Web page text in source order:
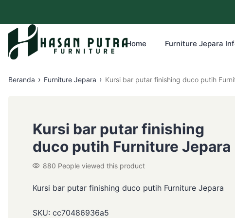
Home Furniture Jepara
Beranda › Furniture Jepara › Kursi bar putar finishing duco putih
Kursi bar putar finishing
duco putih Furniture Jepara
880 People viewed this product
Kursi bar putar finishing duco putih Furniture Jepara
SKU: cc70486936a5